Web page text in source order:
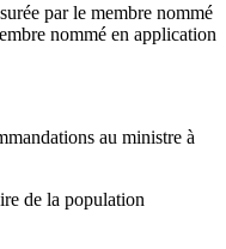
par le membre nommé
nommé en application
au ministre à
de la population